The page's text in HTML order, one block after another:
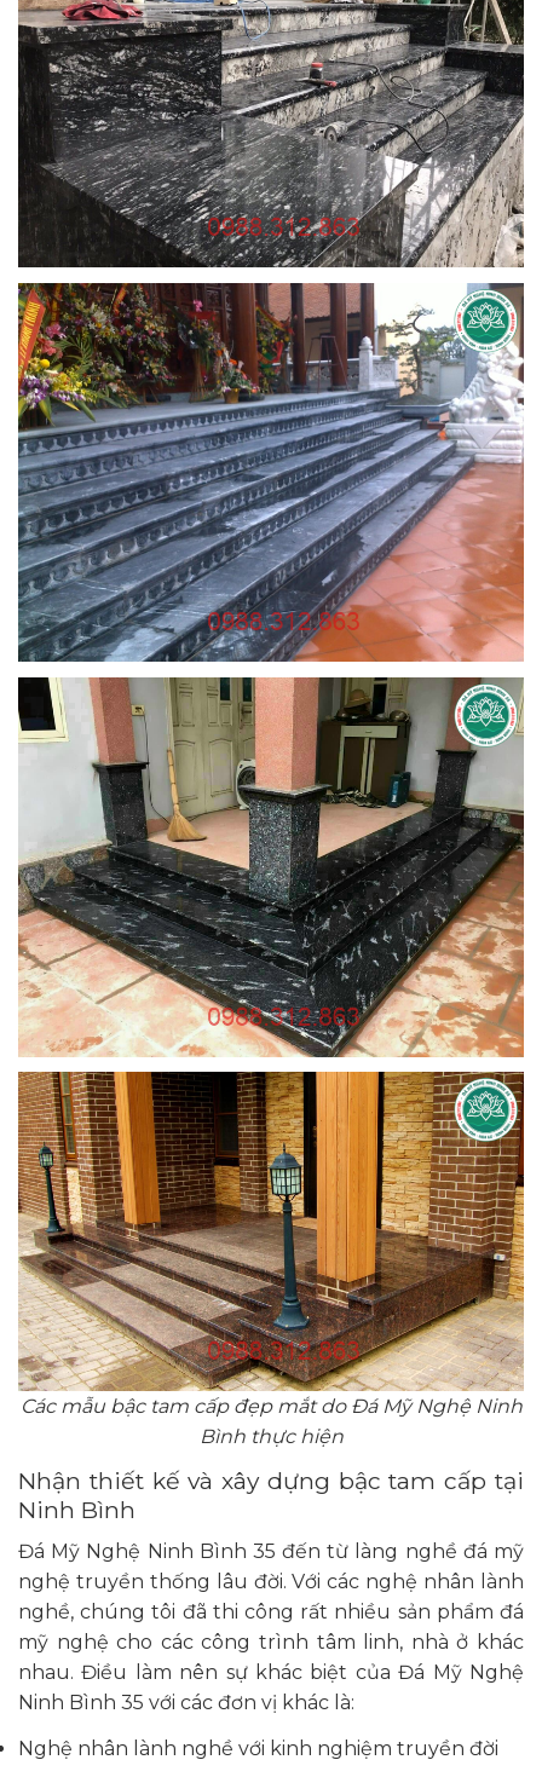
Các mẫu bậc tam cấp đẹp mắt do Đá Mỹ Nghệ Ninh
Bình thực hiện
Nhận thiết kế và xây dựng bậc tam cấp tại
Ninh Bình
Đá Mỹ Nghệ Ninh Bình 35 đến từ làng nghề đá mỹ
nghệ truyền thống lâu đời. Với các nghệ nhân lành
nghề, chúng tôi đã thi công rất nhiều sản phẩm đá
mỹ nghệ cho các công trình tâm linh, nhà ở khác
nhau. Điều làm nên sự khác biệt của Đá Mỹ Nghệ
Ninh Bình 35 với các đơn vị khác là:
Nghệ nhân lành nghề với kinh nghiệm truyền đời